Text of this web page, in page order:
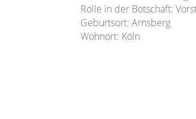
Rolle in der Botschaft:
Geburtsort: Arnsberg
Wohnort: Köln